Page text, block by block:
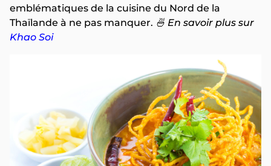
emblématiques de la cuisine du Nord de la
Thaïlande à ne pas manquer. 🍜 En savoir plus sur
Khao Soi